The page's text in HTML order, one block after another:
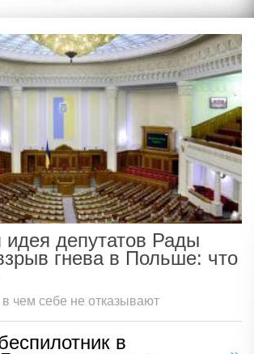
идея депутатов Рады
гнева в Польше: что
чем себе не отказывают
в